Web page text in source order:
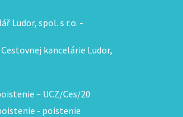
Ludor, spol. s r.o. -
kancelárie Ludor,
– UCZ/Ces/20
- poistenie